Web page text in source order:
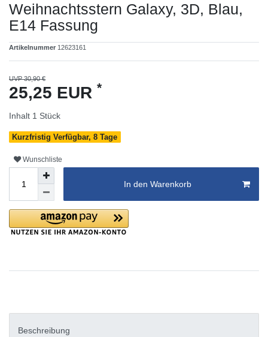
Weihnachtsstern Galaxy, 3D, Blau,
E14 Fassung
Artikelnummer 12623161
UVP 30,90 €
25,25 EUR *
Inhalt 1 Stück
Kurzfristig Verfügbar, 8 Tage
Wunschliste
In den Warenkorb
Beschreibung